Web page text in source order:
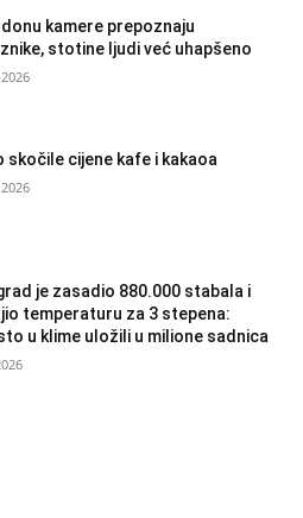
kamere prepoznaju
stotine ljudi već uhapšeno
skočile cijene kafe i kakaoa
je zasadio 880.000 stabala i
temperaturu za 3 stepena:
u klime uložili u milione sadnica